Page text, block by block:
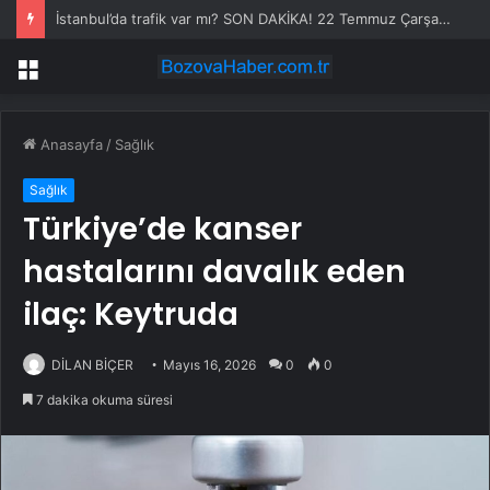
İstanbul’da trafik var mı? SON DAKİKA! 22 Temmuz Çarşamba hangi ilçelerde trafik var, hangi yollar kapalı?
Menü
Anasayfa / Sağlık
Sağlık
Türkiye’de kanser
hastalarını davalık eden
ilaç: Keytruda
DİLAN BİÇER Mayıs 16, 2026 0 0
7 dakika okuma süresi